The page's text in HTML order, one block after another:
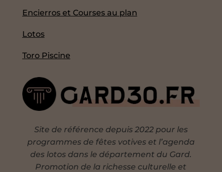
Encierros et Courses au plan
Lotos
Toro Piscine
Site de référence depuis 2022 pour les
programmes de fêtes votives et l’agenda
des lotos dans le département du Gard.
Promotion de la richesse culturelle et